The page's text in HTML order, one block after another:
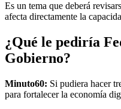
Es un tema que deberá
afecta directamente la
¿Qué le pediría
Gobierno?
Minuto60: Si pudiera hacer
para fortalecer la economía